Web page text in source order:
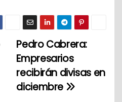
Pedro Cabrera:
Empresarios
recibirán divisas en
diciembre